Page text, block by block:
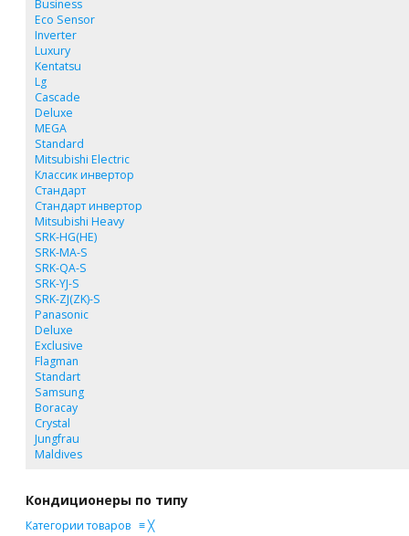
Business
Eco Sensor
Inverter
Luxury
Kentatsu
Lg
Cascade
Deluxe
MEGA
Standard
Mitsubishi Electric
Классик инвертор
Стандарт
Стандарт инвертор
Mitsubishi Heavy
SRK-HG(HE)
SRK-MA-S
SRK-QA-S
SRK-YJ-S
SRK-ZJ(ZK)-S
Panasonic
Deluxe
Exclusive
Flagman
Standart
Samsung
Boracay
Crystal
Jungfrau
Maldives
Кондиционеры по типу
Категории товаров ≡╳